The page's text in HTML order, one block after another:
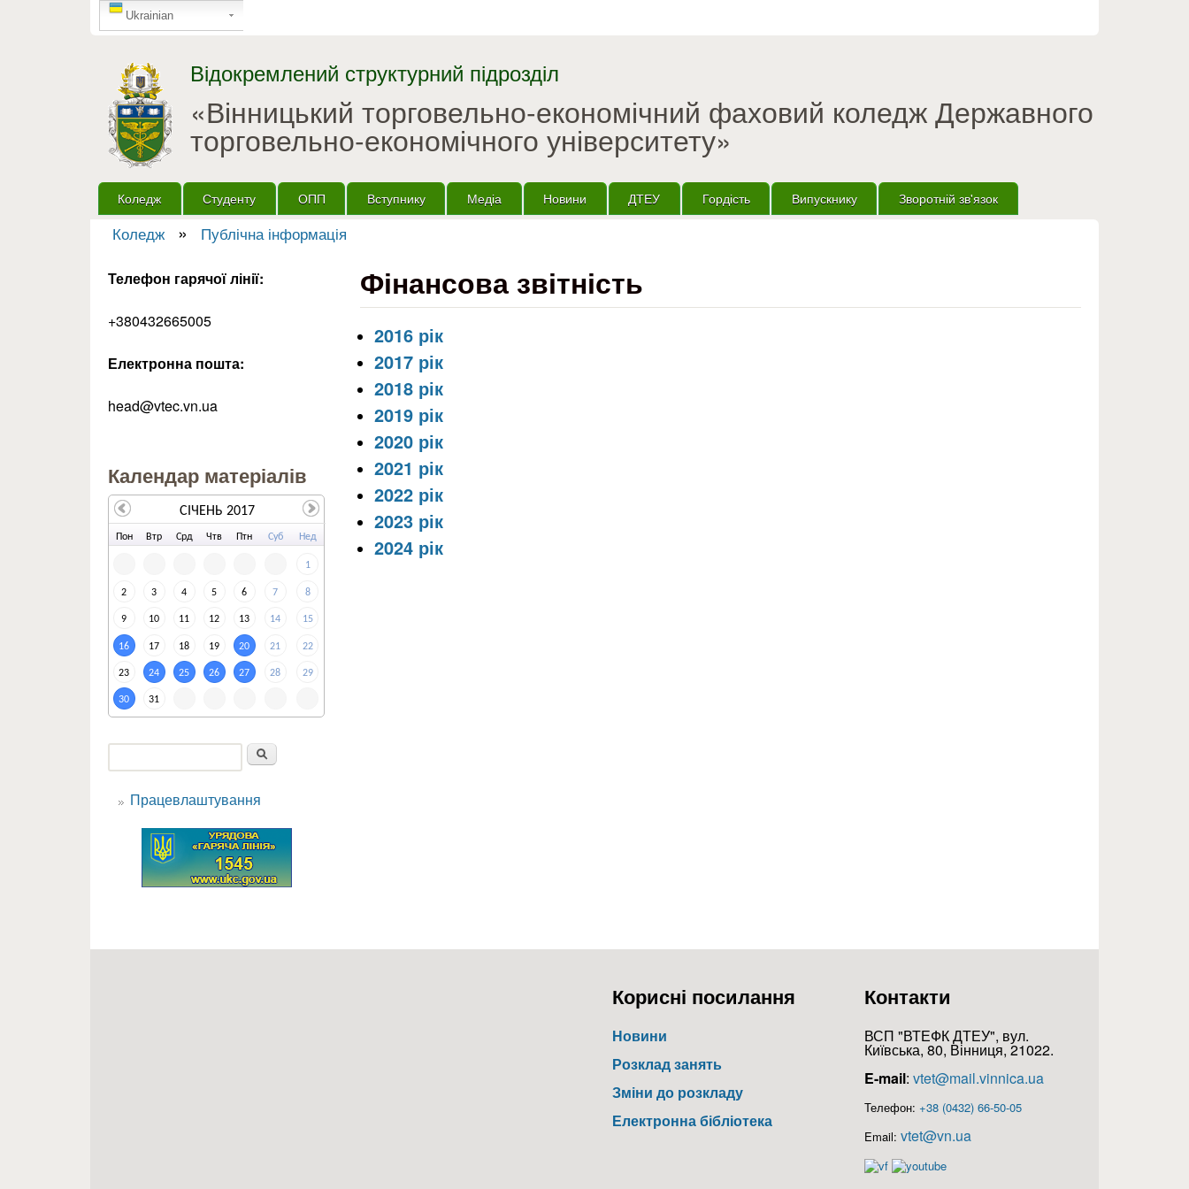
GTranslate
Ukrainian
Відокремлений структурний підрозділ
«Вінницький торговельно-економічний фаховий коледж Державного
торговельно-економічного університету»
Головне меню
Коледж Студенту ОПП Вступнику Медіа Новини ДТЕУ Гордість Випускнику Зворотній зв'язок
Ви є тут
Коледж » Публічна інформація
Фінансова звітність
2016 рік
2017 рік
2018 рік
2019 рік
2020 рік
2021 рік
2022 рік
2023 рік
2024 рік
Телефон гарячої лінії:
+380432665005
Електронна пошта:
head@vtec.vn.ua
Календар матеріалів
Пон Втр Срд Чтв Птн Суб Нед
1
2 3 4 5 6 7 8
9 10 11 12 13 14 15
16 17 18 19 20 21 22
23 24 25 26 27 28 29
30 31
СІЧЕНЬ 2017
Пошукова форма
Працевлаштування
Корисні посилання
Новини
Розклад занять
Зміни до розкладу
Електронна бібліотека
Контакти
ВСП "ВТЕФК ДТЕУ", вул.
Київська, 80, Вінниця, 21022.
E-mail: vtet@mail.vinnica.ua
Телефон: +38 (0432) 66-50-05
Email: vtet@vn.ua